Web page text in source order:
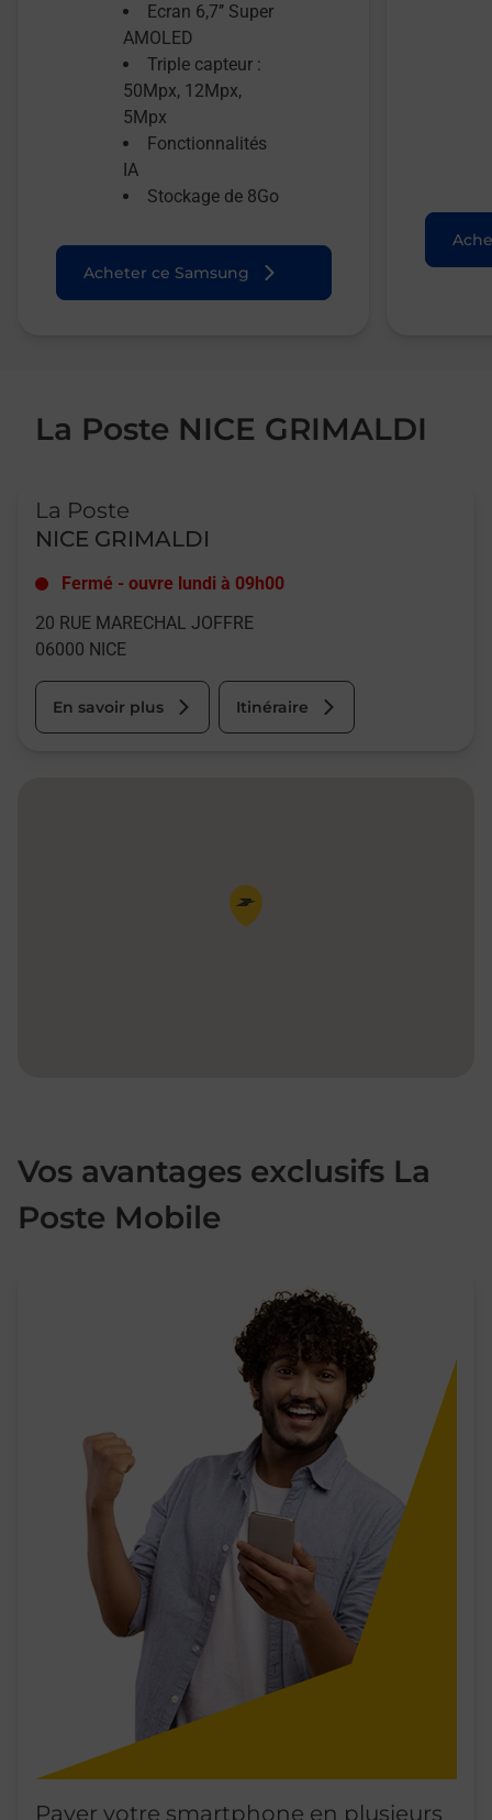
Ecran 6,7’’ Super
AMOLED
Triple capteur :
50Mpx, 12Mpx,
5Mpx
Fonctionnalités
IA
Stockage de 8Go
Acheter ce Samsung
La Poste NICE GRIMALDI
La Poste
NICE GRIMALDI
Fermé - ouvre lundi à 09h00
20 RUE MARECHAL JOFFRE
06000 NICE
En savoir plus Itinéraire
Pin de la carte
Vos avantages exclusifs La
Poste Mobile
Payer votre smartphone en plusieurs